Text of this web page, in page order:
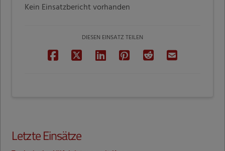
Kein Einsatzbericht vorhanden
DIESEN EINSATZ TEILEN
Letzte Einsätze